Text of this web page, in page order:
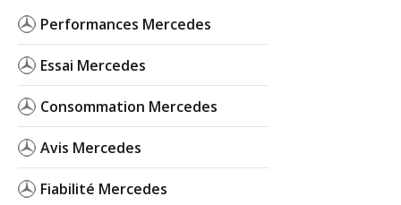
Performances Mercedes
Essai Mercedes
Consommation Mercedes
Avis Mercedes
Fiabilité Mercedes